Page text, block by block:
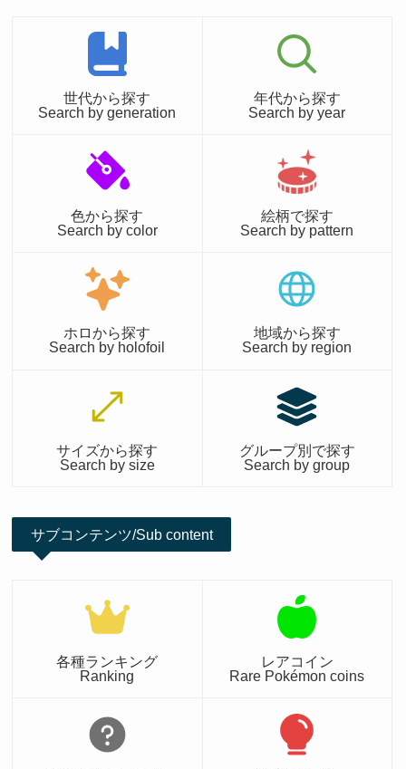
世代から探す
Search by generation
年代から探す
Search by year
色から探す
Search by color
絵柄で探す
Search by pattern
ホロから探す
Search by holofoil
地域から探す
Search by region
サイズから探す
Search by size
グループ別で探す
Search by group
サブコンテンツ/Sub content
各種ランキング
Ranking
レアコイン
Rare Pokémon coins